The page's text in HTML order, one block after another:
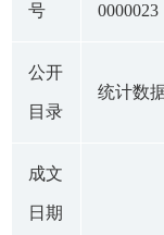
号 0000023
公开
目录
统计数
成文
日期